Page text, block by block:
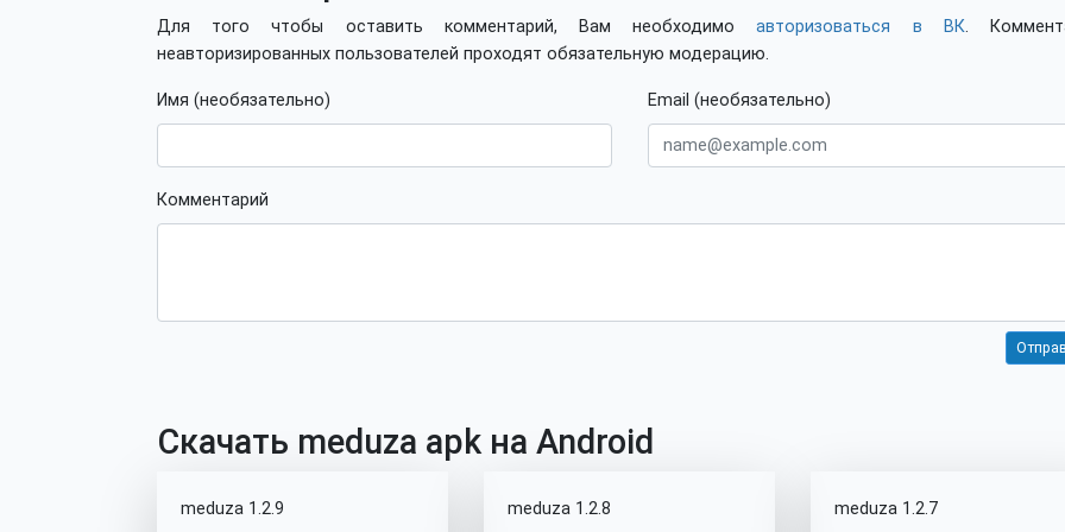
Для того чтобы оставить комментарий, Вам необходимоавторизоваться в ВК.
неавторизированных пользователей проходят обязательную модерацию.
Имя (необязательно) Email (необязательно)
Комментарий
Скачать meduza apk на Android
meduza 1.2.9 meduza 1.2.8 meduza 1.2.7